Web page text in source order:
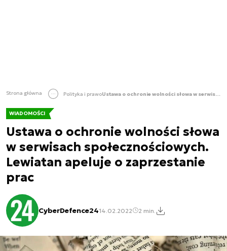
Strona główna Polityka i prawo Ustawa o ochronie wolności słowa w serwisach społecznościowych. Lewiatan apeluje o zaprzestanie prac
WIADOMOŚCI
Ustawa o ochronie wolności słowa
w serwisach społecznościowych.
Lewiatan apeluje o zaprzestanie
prac
CyberDefence2414.02.2022 2 min.